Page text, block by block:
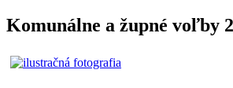
Komunálne a župné voľby